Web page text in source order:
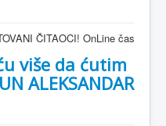
ČITAOCI! OnLine časopis
više da ćutim
ALEKSANDAR